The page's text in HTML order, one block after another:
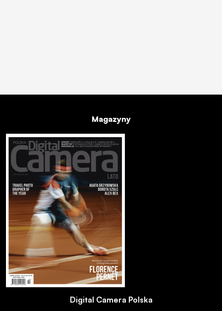
Magazyny
Digital Camera Polska